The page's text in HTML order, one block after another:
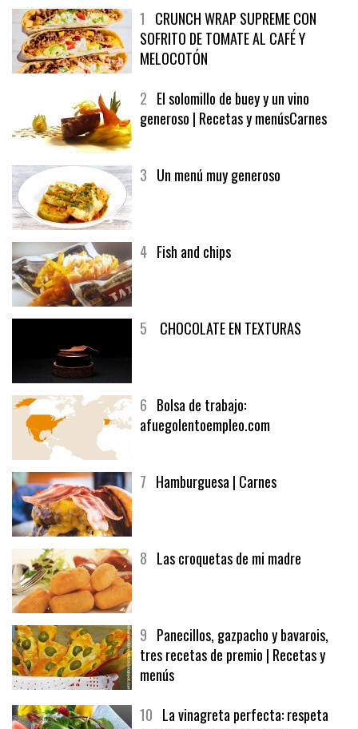
1CRUNCH WRAP SUPREME CON
SOFRITO DE TOMATE AL CAFÉ Y
MELOCOTÓN
2El solomillo de buey y un vino
6Bolsa de trabajo:
9Panecillos, gazpacho y bavarois,
tres recetas de premio | Recetas y
menús